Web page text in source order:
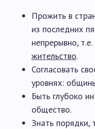
Прожить в
из последних
непрерывно,
жительство.
Согласовать
уровнях:
Быть глубоко
общество.
Знать порядки,